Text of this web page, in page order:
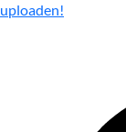
uploaden!